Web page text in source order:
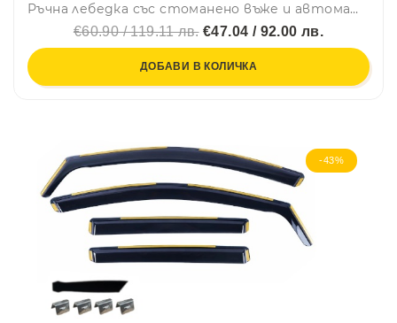
Ръчна лебедка със стоманено въже и автоматична спирачка - 1365 кг, 10 метра
€60.90 / 119.11 лв.€47.04 / 92.00 лв.
ДОБАВИ В КОЛИЧКА
-43%